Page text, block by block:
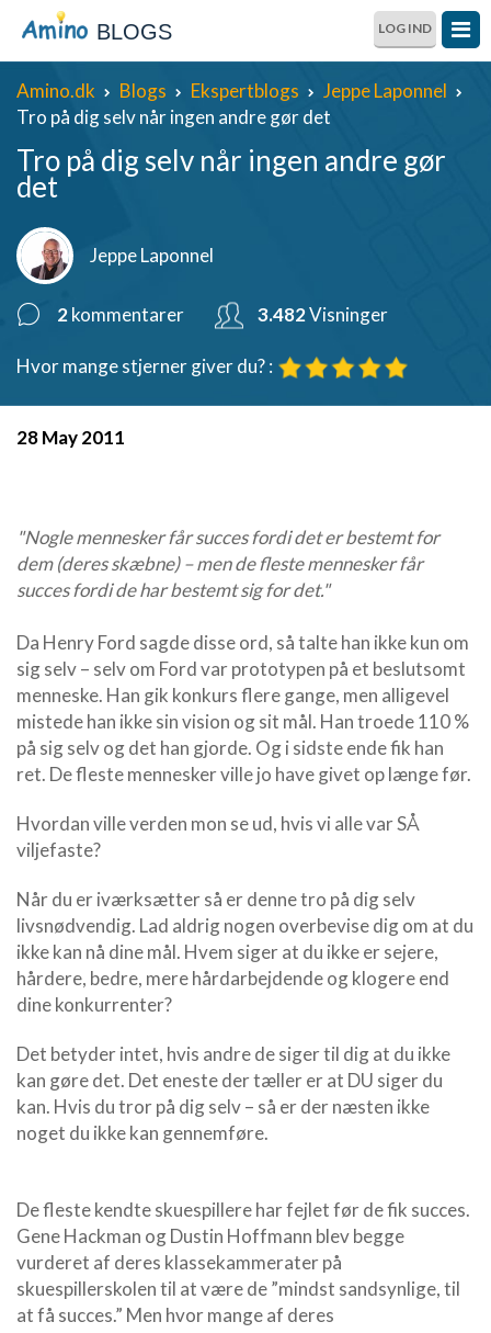
BLOGS LOG IND
Amino.dk Blogs Ekspertblogs
Jeppe Laponnel
Tro på dig selv når ingen andre gør det
Tro på dig selv når ingen andre gør
det
Jeppe Laponnel
2kommentarer 3.482Visninger
Hvor mange stjerner giver du? :
28 May 2011
"Nogle mennesker får succes fordi det er bestemt for
dem (deres skæbne) – men de fleste mennesker får
succes fordi de har bestemt sig for det."
Da Henry Ford sagde disse ord, så talte han ikke kun om
sig selv – selv om Ford var prototypen på et beslutsomt
menneske. Han gik konkurs flere gange, men alligevel
mistede han ikke sin vision og sit mål. Han troede 110 %
på sig selv og det han gjorde. Og i sidste ende fik han
ret. De fleste mennesker ville jo have givet op længe før.
Hvordan ville verden mon se ud, hvis vi alle var SÅ
viljefaste?
Når du er iværksætter så er denne tro på dig selv
livsnødvendig. Lad aldrig nogen overbevise dig om at du
ikke kan nå dine mål. Hvem siger at du ikke er sejere,
hårdere, bedre, mere hårdarbejdende og klogere end
dine konkurrenter?
Det betyder intet, hvis andre de siger til dig at du ikke
kan gøre det. Det eneste der tæller er at DU siger du
kan. Hvis du tror på dig selv – så er der næsten ikke
noget du ikke kan gennemføre.
De fleste kendte skuespillere har fejlet før de fik succes.
Gene Hackman og Dustin Hoffmann blev begge
vurderet af deres klassekammerater på
skuespillerskolen til at være de ”mindst sandsynlige, til
at få succes.” Men hvor mange af deres